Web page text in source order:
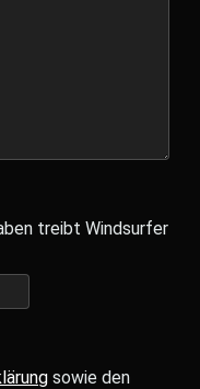
treibt Windsurfer
sowie den